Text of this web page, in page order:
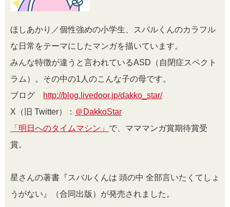
ほしあかり／個性強めの小学生、スバルくんのカラフル
な日常をテーマにしたマンガを描いています。
みんな特徴が違うと言われているASD（自閉症スペクト
ラム）。その中の1人のこんな子の母です。
ブログ
http://blog.livedoor.jp/dakko_star/
X（旧 Twitter）： ＠DakkoStar
「明日へのタイムマシン」 で、マママンガ賞期待賞受
賞。
星さんの著書『スバルくんは 頭の中 全部言いたくてしょ
うがない』（合同出版）が発売されました。